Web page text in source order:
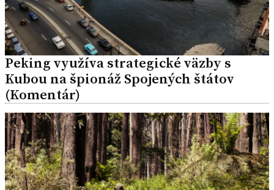
Peking využíva strategické väzby s
Kubou na špionáž Spojených štátov
(Komentár)